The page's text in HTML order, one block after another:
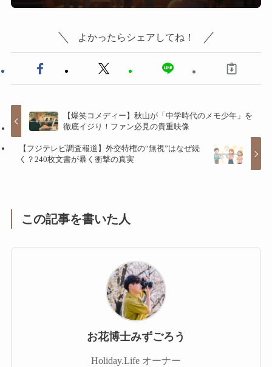
よかったらシェアしてね！
【爆笑コメディー】秋山が「中学時代のメモ少年」を
徹底イジり！ファン必見の貴重映像
【フジテレビ調査報道】外交特権の“無視”はなぜ続
く？240枚文書が暴く衝撃の真実
この記事を書いた人
お花博士みずごろう
Holiday.Life オーナー